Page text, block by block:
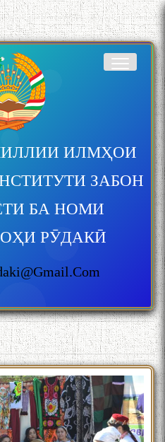
ИЛМҲОИ
ЗАБОН
БА НОМИ
РӮДАКӢ